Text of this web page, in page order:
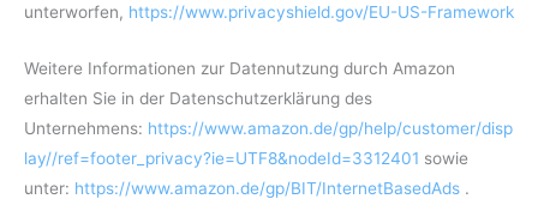
unterworfen, https://www.privacyshield.gov/EU-US-Framework
Weitere Informationen zur Datennutzung durch Amazon
erhalten Sie in der Datenschutzerklärung des
Unternehmens: https://www.amazon.de/gp/help/customer/disp
lay//ref=footer_privacy?ie=UTF8&nodeId=3312401 sowie
unter: https://www.amazon.de/gp/BIT/InternetBasedAds .